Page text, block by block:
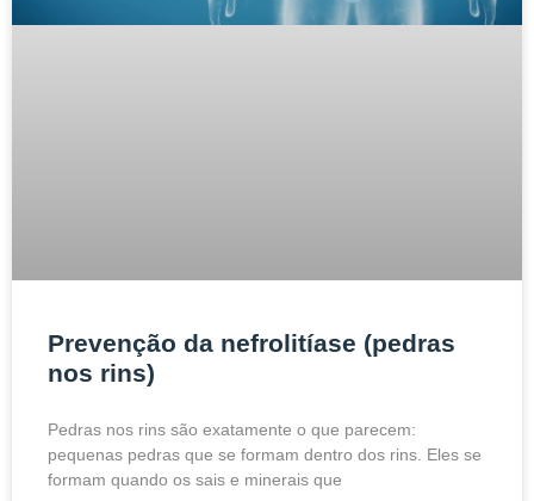
Prevenção da nefrolitíase (pedras
nos rins)
Pedras nos rins são exatamente o que parecem:
pequenas pedras que se formam dentro dos rins. Eles se
formam quando os sais e minerais que